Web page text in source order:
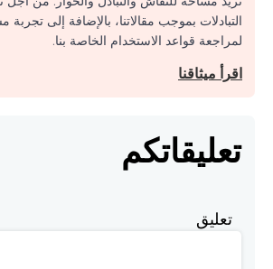
التبادلات بموجب مقالاتنا، بالإضافة إلى
لمراجعة قواعد الاستخدام الخاصة بنا.
اقرأ ميثاقنا
تعليقاتكم
تعليق